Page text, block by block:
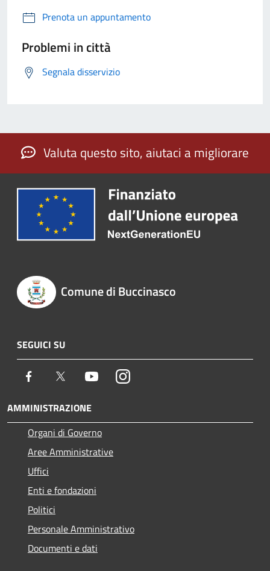
Prenota un appuntamento
Problemi in città
Segnala disservizio
Valuta questo sito, aiutaci a migliorare
Comune di Buccinasco
SEGUICI SU
Facebook Twitter YoutubeInstagram
AMMINISTRAZIONE
Organi di Governo
Aree Amministrative
Uffici
Enti e fondazioni
Politici
Personale Amministrativo
Documenti e dati